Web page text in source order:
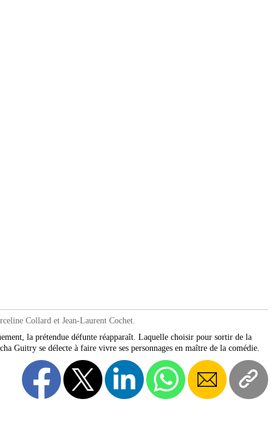
Collard et Jean-Laurent Cochet.
la prétendue défunte réapparaît. Laquelle choisir pour sortir de la
Guitry se délecte à faire vivre ses personnages en maître de la comédie.